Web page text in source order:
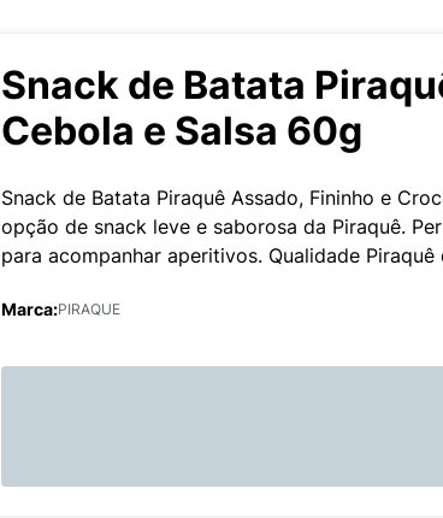
Snack de Batata
Cebola e Salsa 60g
Snack de Batata Piraquê Assado, Fininho e
opção de snack leve e saborosa da Piraquê.
para acompanhar aperitivos. Qualidade Piraquê
Marca:PIRAQUE